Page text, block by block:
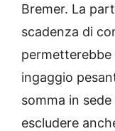
Bremer. La
scadenza di
permetterebbe
ingaggio
somma in
escludere